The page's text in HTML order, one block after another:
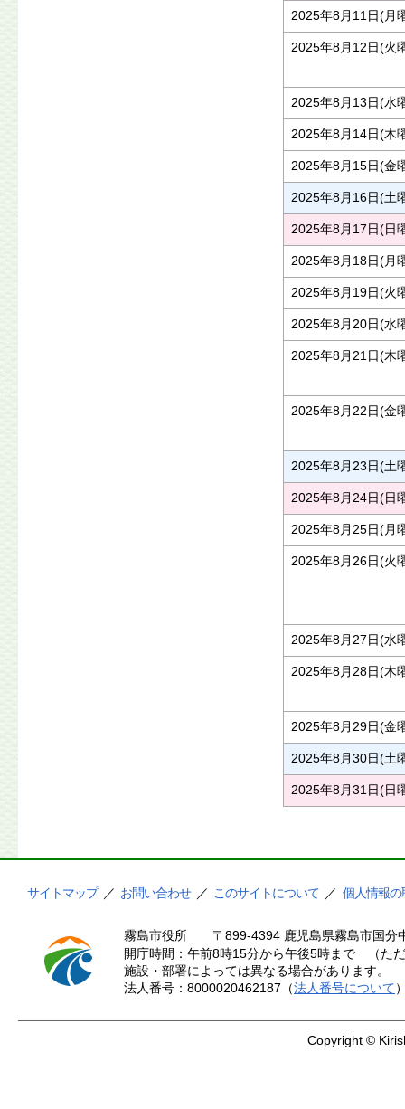
2025年8月11日(月
2025年8月12日(火
2025年8月13日(水
2025年8月14日(木
2025年8月15日(金
2025年8月16日(土
2025年8月17日(日
2025年8月18日(月
2025年8月19日(火
2025年8月20日(水
2025年8月21日(木
2025年8月22日(金
2025年8月23日(土
2025年8月24日(日
2025年8月25日(月
2025年8月26日(火
2025年8月27日(水
2025年8月28日(木
2025年8月29日(金
2025年8月30日(土
2025年8月31日(日
サイトマップ ／ お問い合わせ ／ このサイトについて ／ 個人情報の
霧島市役所
〒899-4394 鹿児島県霧島市国
開庁時間：午前8時15分から午後5時まで （た
施設・部署によっては異なる場合があります。
法人番号：8000020462187（法人番号について
Copyright ©